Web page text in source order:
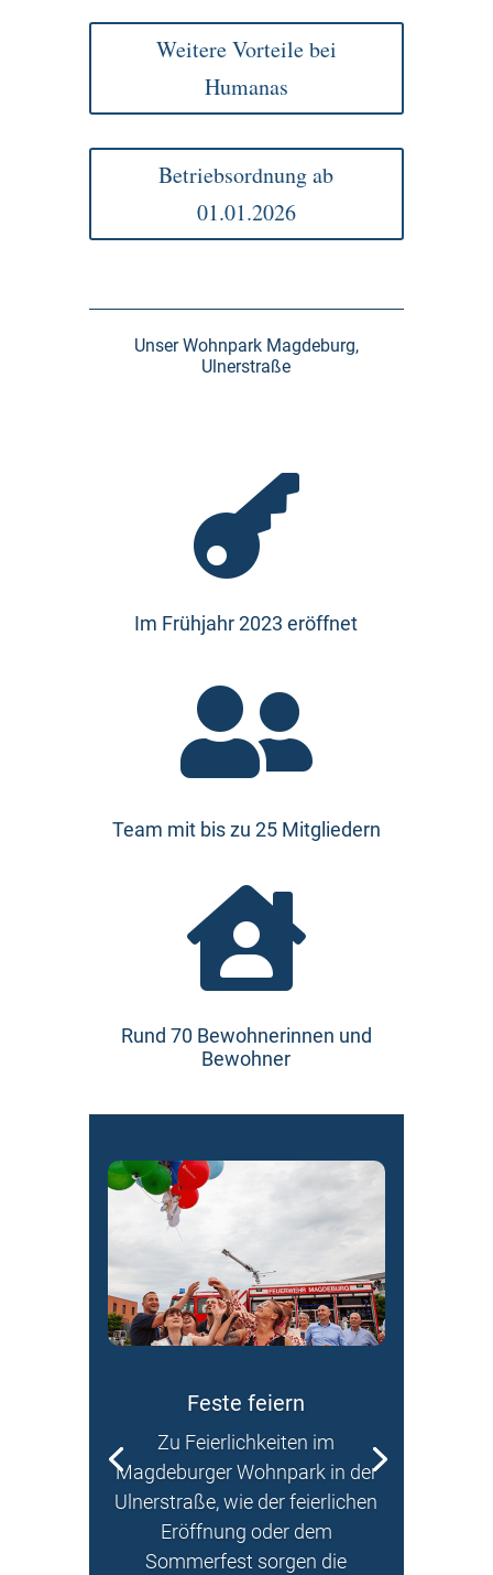
Weitere Vorteile bei
Humanas
Betriebsordnung ab
01.01.2026
Unser Wohnpark Magdeburg,
Ulnerstraße

Im Frühjahr 2023 eröffnet

Team mit bis zu 25 Mitgliedern

Rund 70 Bewohnerinnen und
Bewohner
Feste feiern
Zu Feierlichkeiten im
Magdeburger Wohnpark in der
Ulnerstraße, wie der feierlichen
Eröffnung oder dem
Sommerfest sorgen die